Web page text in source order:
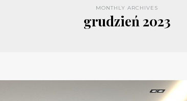
MONTHLY ARCHIVES
grudzień 2023